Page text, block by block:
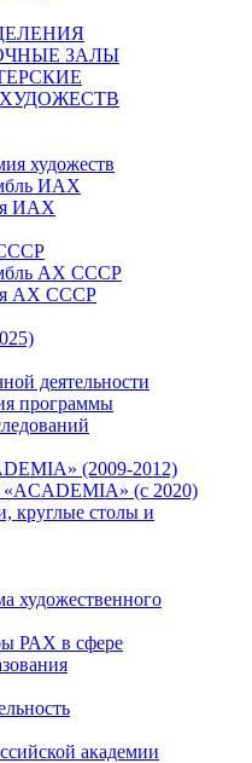
ЗАЛЫ
художеств
ИАХ
ИАХ
АХ СССР
АХ СССР
деятельности
программы
(2009-2012)
(с 2020)
круглые столы и
художественного
РАХ в сфере
академии